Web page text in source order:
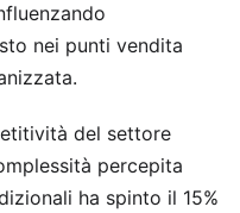
nei punti vendita
del settore
percepita
ha spinto il 15%